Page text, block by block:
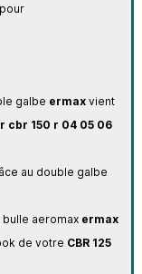
pour
galbe ermaxvient
cbr 150 r 04 05 06
au double galbe
aeromax ermax
de votre CBR 125